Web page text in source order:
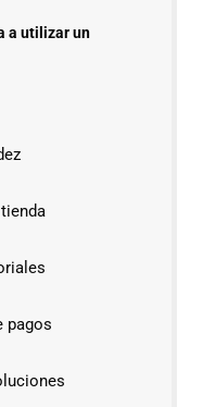
a utilizar un
pagos